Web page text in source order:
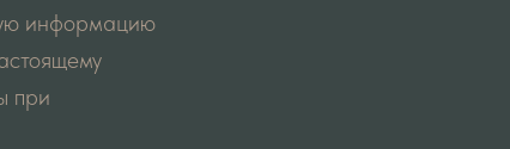
информацию
при